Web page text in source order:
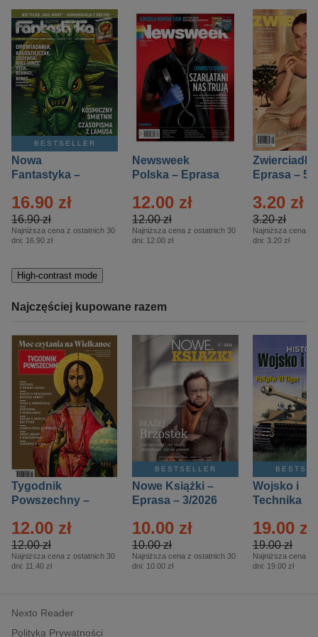
BESTSELLER
Nowa
Fantastyka –
16.90 zł
16.90 zł
Najniższa cena z ostatnich 30
dni: 16.90 zł
Newsweek
Polska – Eprasa
12.00 zł
12.00 zł
Najniższa cena z ostatnich 30
dni: 12.00 zł
Zwierciadło
Eprasa – 5/
3.20 zł
3.20 zł
Najniższa cena z
dni: 3.20 zł
High-contrast mode
Najczęściej kupowane razem
Tygodnik
Powszechny –
12.00 zł
12.00 zł
Najniższa cena z ostatnich 30
dni: 11.40 zł
BESTSELLER
Nowe Książki –
Eprasa – 3/2026
10.00 zł
10.00 zł
Najniższa cena z ostatnich 30
dni: 10.00 zł
Wojsko i
Technika
– 2/2026
19.00 zł
19.00 zł
Najniższa cena z
dni: 19.00 zł
Nexto Reader
Polityka Prywatności